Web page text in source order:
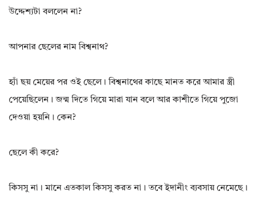
উদ্দেশ্যটা বললেন না?
আপনার ছেলের নাম বিশ্বনাথ?
হ্যাঁ ছয় মেয়ের পর ওই ছেলে। বিশ্বনাথের কাছে মানত করে আমার স্ত্রী
পেয়েছিলেন। জন্ম দিতে গিয়ে মারা যান বলে আর কাশীতে গিয়ে পুজো
দেওয়া হয়নি। কেন?
ছেলে কী করে?
কিসসু না। মানে এতকাল কিসসু করত না। তবে ইদানীং ব্যবসায় নেমেছে।